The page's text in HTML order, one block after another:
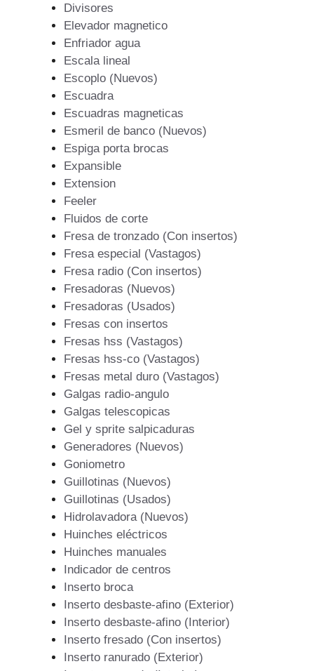
Divisores
Elevador magnetico
Enfriador agua
Escala lineal
Escoplo (Nuevos)
Escuadra
Escuadras magneticas
Esmeril de banco (Nuevos)
Espiga porta brocas
Expansible
Extension
Feeler
Fluidos de corte
Fresa de tronzado (Con insertos)
Fresa especial (Vastagos)
Fresa radio (Con insertos)
Fresadoras (Nuevos)
Fresadoras (Usados)
Fresas con insertos
Fresas hss (Vastagos)
Fresas hss-co (Vastagos)
Fresas metal duro (Vastagos)
Galgas radio-angulo
Galgas telescopicas
Gel y sprite salpicaduras
Generadores (Nuevos)
Goniometro
Guillotinas (Nuevos)
Guillotinas (Usados)
Hidrolavadora (Nuevos)
Huinches eléctricos
Huinches manuales
Indicador de centros
Inserto broca
Inserto desbaste-afino (Exterior)
Inserto desbaste-afino (Interior)
Inserto fresado (Con insertos)
Inserto ranurado (Exterior)